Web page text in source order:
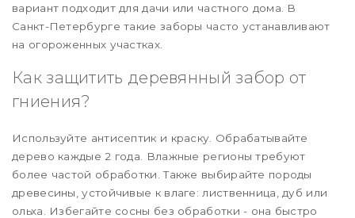
вариант подходит для дачи или частного дома. В
Санкт-Петербурге такие заборы часто устанавливают
на огороженных участках.
Как защитить деревянный забор от
гниения?
Используйте антисептик и краску. Обрабатывайте
дерево каждые 2 года. Влажные регионы требуют
более частой обработки. Также выбирайте породы
древесины, устойчивые к влаге: лиственница, дуб или
ольха. Избегайте сосны без обработки - она быстро